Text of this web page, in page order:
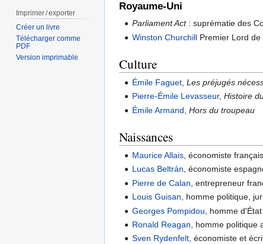
Royaume-Uni
Parliament Act: suprématie des
Winston Churchill Premier Lord de
Culture
Émile Faguet ,Les préjugés
Pierre-Émile Levasseur,Histoire
Émile Armand ,Hors du troupeau
Naissances
Maurice Allais , économiste
Lucas Beltrán, économiste
Pierre de Calan , entrepreneur
Louis Guisan , homme politique,
Georges Pompidou , homme
Ronald Reagan , homme
Sven Rydenfelt, économiste et
Imprimer / exporter
Créer un livre
Télécharger comme
PDF
Version imprimable